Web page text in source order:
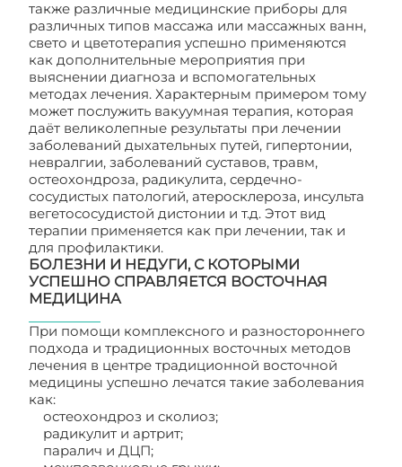
также различные медицинские приборы для
различных типов массажа или массажных ванн,
свето и цветотерапия успешно применяются
как дополнительные мероприятия при
выяснении диагноза и вспомогательных
методах лечения. Характерным примером тому
может послужить вакуумная терапия, которая
даёт великолепные результаты при лечении
заболеваний дыхательных путей, гипертонии,
невралгии, заболеваний суставов, травм,
остеохондроза, радикулита, сердечно-
сосудистых патологий, атеросклероза, инсульта
вегетососудистой дистонии и т.д. Этот вид
терапии применяется как при лечении, так и
для профилактики.
БОЛЕЗНИ И НЕДУГИ, С КОТОРЫМИ
УСПЕШНО СПРАВЛЯЕТСЯ ВОСТОЧНАЯ
МЕДИЦИНА
При помощи комплексного и разностороннего
подхода и традиционных восточных методов
лечения в центре традиционной восточной
медицины успешно лечатся такие заболевания
как:
остеохондроз и сколиоз;
радикулит и артрит;
паралич и ДЦП;